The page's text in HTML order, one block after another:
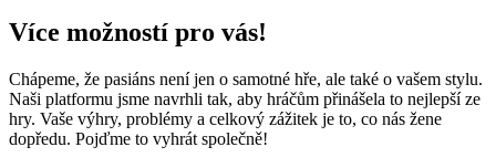
Více možností pro vás!
Chápeme, že pasiáns není jen o samotné hře, ale také o vašem stylu.
Naši platformu jsme navrhli tak, aby hráčům přinášela to nejlepší ze
hry. Vaše výhry, problémy a celkový zážitek je to, co nás žene
dopředu. Pojďme to vyhrát společně!